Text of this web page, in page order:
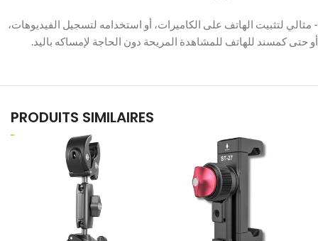
‫- مثالي لتثبيت الهاتف على الكاميرات، أو استخدامه لتسجيل الفيديوهات،
أو حتى كمسند للهاتف للمشاهدة المريحة دون الحاجة لإمساكه باليد.
PRODUITS SIMILAIRES